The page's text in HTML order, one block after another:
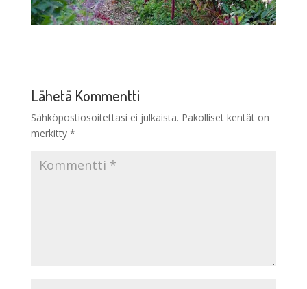
Lähetä Kommentti
Sähköpostiosoitettasi ei julkaista. Pakolliset kentät on
merkitty *